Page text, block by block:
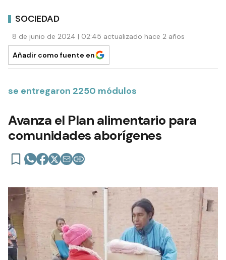
SOCIEDAD
8 de junio de 2024 | 02:45 actualizado hace 2 años
Añadir como fuente en
se entregaron 2250 módulos
Avanza el Plan alimentario para
comunidades aborígenes